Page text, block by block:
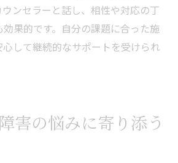
ンセラーと話し、相性や対応の丁
果的です。自分の課題に合った施
して継続的なサポートを受けられ
害の悩みに寄り添う